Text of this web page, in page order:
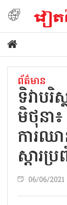
ព័ត៌មាន
ទិវាប
មិថុនា
ការឈ
ស្ដារប្
06/06/2021